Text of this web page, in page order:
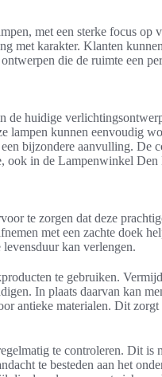
met een sterke focus
met karakter. Klanten
die de ruimte een
de huidige
lampen kunnen eenvoudig
bijzondere aanvulling. De
ook in de Lampenwinkel Den
te zorgen dat deze
met een zachte doek
kan verlengen.
te gebruiken.
In plaats daarvan kan
antieke materialen. Dit
te controleren. Dit is
te besteden aan het